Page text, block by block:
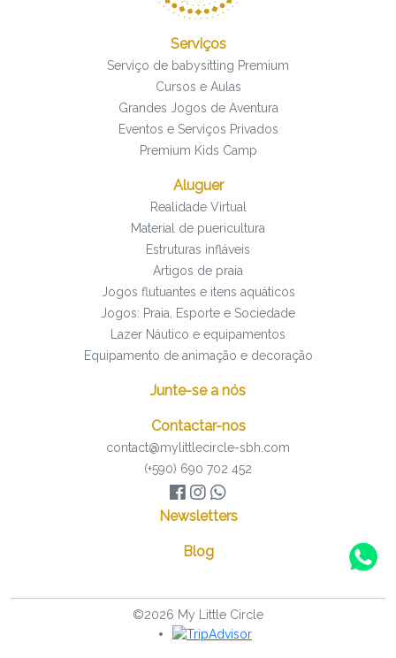
Serviços
Serviço de babysitting Premium
Cursos e Aulas
Grandes Jogos de Aventura
Eventos e Serviços Privados
Premium Kids Camp
Aluguer
Realidade Virtual
Material de puericultura
Estruturas infláveis
Artigos de praia
Jogos flutuantes e itens aquáticos
Jogos: Praia, Esporte e Sociedade
Lazer Náutico e equipamentos
Equipamento de animação e decoração
Junte-se a nós
Contactar-nos
contact@mylittlecircle-sbh.com
(+590) 690 702 452
Newsletters
Blog
©2026 My Little Circle